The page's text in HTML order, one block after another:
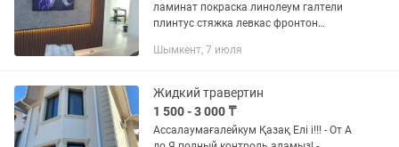
ламинат покраска линолеум галтели
плинтус стяжка левкас фронтон
евроремонт квартир и домов под ключ
Шымкент, 7 июля
Жидкий травертин
1 500 - 3 000 ₸
Ассалаумағалейкум Қазақ Елі і!!! - От А